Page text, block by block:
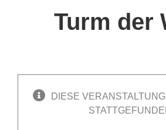
Turm der
DIESE